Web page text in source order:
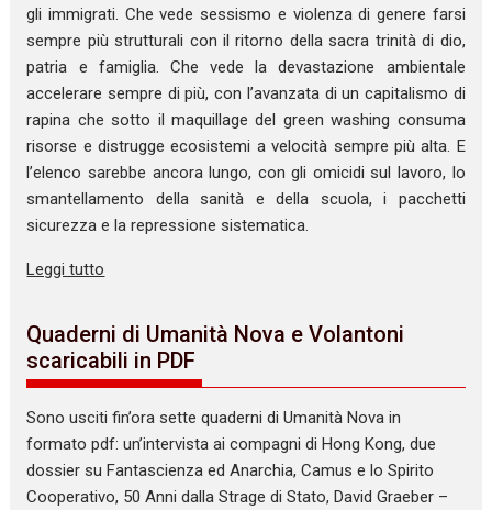
gli immigrati. Che vede sessismo e violenza di genere farsi
sempre più strutturali con il ritorno della sacra trinità di dio,
patria e famiglia. Che vede la devastazione ambientale
accelerare sempre di più, con l’avanzata di un capitalismo di
rapina che sotto il maquillage del green washing consuma
risorse e distrugge ecosistemi a velocità sempre più alta. E
l’elenco sarebbe ancora lungo, con gli omicidi sul lavoro, lo
smantellamento della sanità e della scuola, i pacchetti
sicurezza e la repressione sistematica.
Leggi tutto
Quaderni di Umanità Nova e Volantoni
scaricabili in PDF
Sono usciti fin’ora sette quaderni di Umanità Nova in
formato pdf: un’intervista ai compagni di Hong Kong, due
dossier su Fantascienza ed Anarchia, Camus e lo Spirito
Cooperativo, 50 Anni dalla Strage di Stato, David Graeber –